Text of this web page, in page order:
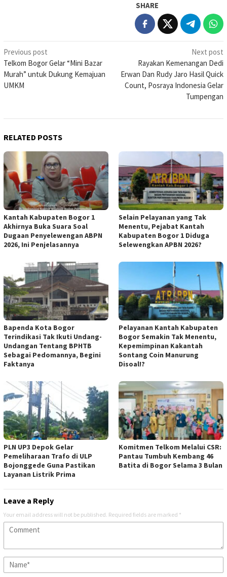
SHARE
Post
navigation
Previous post
Telkom Bogor Gelar “Mini Bazar
Murah” untuk Dukung Kemajuan
UMKM
Next post
Rayakan Kemenangan Dedi
Erwan Dan Rudy Jaro Hasil Quick
Count, Posraya Indonesia Gelar
Tumpengan
RELATED POSTS
Kantah Kabupaten Bogor 1
Akhirnya Buka Suara Soal
Dugaan Penyelewengan ABPN
2026, Ini Penjelasannya
Selain Pelayanan yang Tak
Menentu, Pejabat Kantah
Kabupaten Bogor 1 Diduga
Selewengkan APBN 2026?
Bapenda Kota Bogor
Terindikasi Tak Ikuti Undang-
Undangan Tentang BPHTB
Sebagai Pedomannya, Begini
Faktanya
Pelayanan Kantah Kabupaten
Bogor Semakin Tak Menentu,
Kepemimpinan Kakantah
Sontang Coin Manurung
Disoal!?
PLN UP3 Depok Gelar
Pemeliharaan Trafo di ULP
Bojonggede Guna Pastikan
Layanan Listrik Prima
Komitmen Telkom Melalui CSR:
Pantau Tumbuh Kembang 46
Batita di Bogor Selama 3 Bulan
Leave a Reply
Your email address will not be published. Required fields are marked *